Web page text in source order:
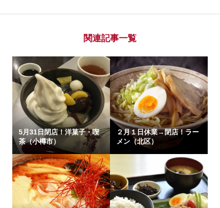
関連記事一覧
5月31日閉店！洋菓子・喫
茶（小樽市）
２月１日休業→閉店！ラー
メン（北区）